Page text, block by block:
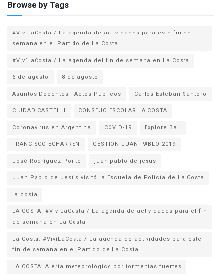
Browse by Tags
#VivíLaCosta / La agenda de actividades para este fin de
semana en el Partido de La Costa
#VivíLaCosta / La agenda del fin de semana en La Costa
6 de agosto
8 de agosto
Asuntos Docentes - Actos Públicos
Carlos Esteban Santoro
CIUDAD CASTELLI
CONSEJO ESCOLAR LA COSTA
Coronavirus en Argentina
COVID-19
Explore Bali
FRANCISCO ECHARREN
GESTION JUAN PABLO 2019
José Rodríguez Ponte
juan pablo de jesus
la costa
LA COSTA: #VivíLaCosta / La agenda de actividades para el fin
de semana en La Costa
La Costa: #VivíLaCosta / La agenda de actividades para este
fin de semana en el Partido de La Costa
LA COSTA: Alerta meteorológico por tormentas fuertes